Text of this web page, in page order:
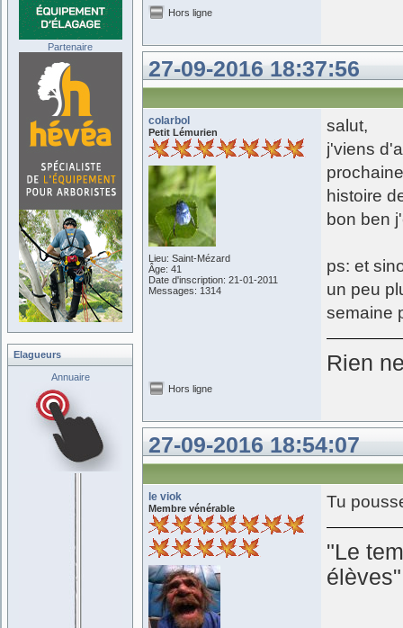
Hors ligne
27-09-2016 18:37:56
colarbol
Petit Lémurien
Lieu: Saint-Mézard
Âge: 41
Date d'inscription: 21-01-2011
Messages: 1314
salut,
j'viens
histoire
bon ben
ps: et
un peu
semaine
Rien
Hors ligne
27-09-2016 18:54:07
le viok
Membre vénérable Tu
"Le
Partenaire
Elagueurs
Annuaire